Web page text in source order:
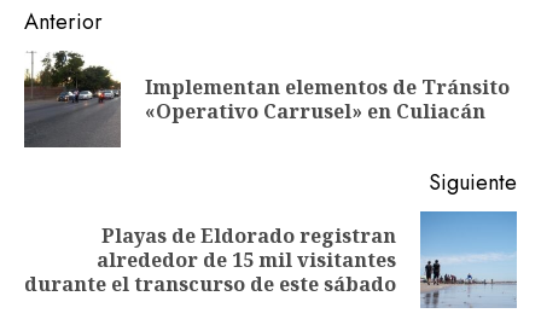
Navegación
de
entradas
Anterior
Implementan elementos de Tránsito
«Operativo Carrusel» en Culiacán
Siguiente
Siguiente
entrada:
Playas de Eldorado registran
alrededor de 15 mil visitantes
durante el transcurso de este sábado